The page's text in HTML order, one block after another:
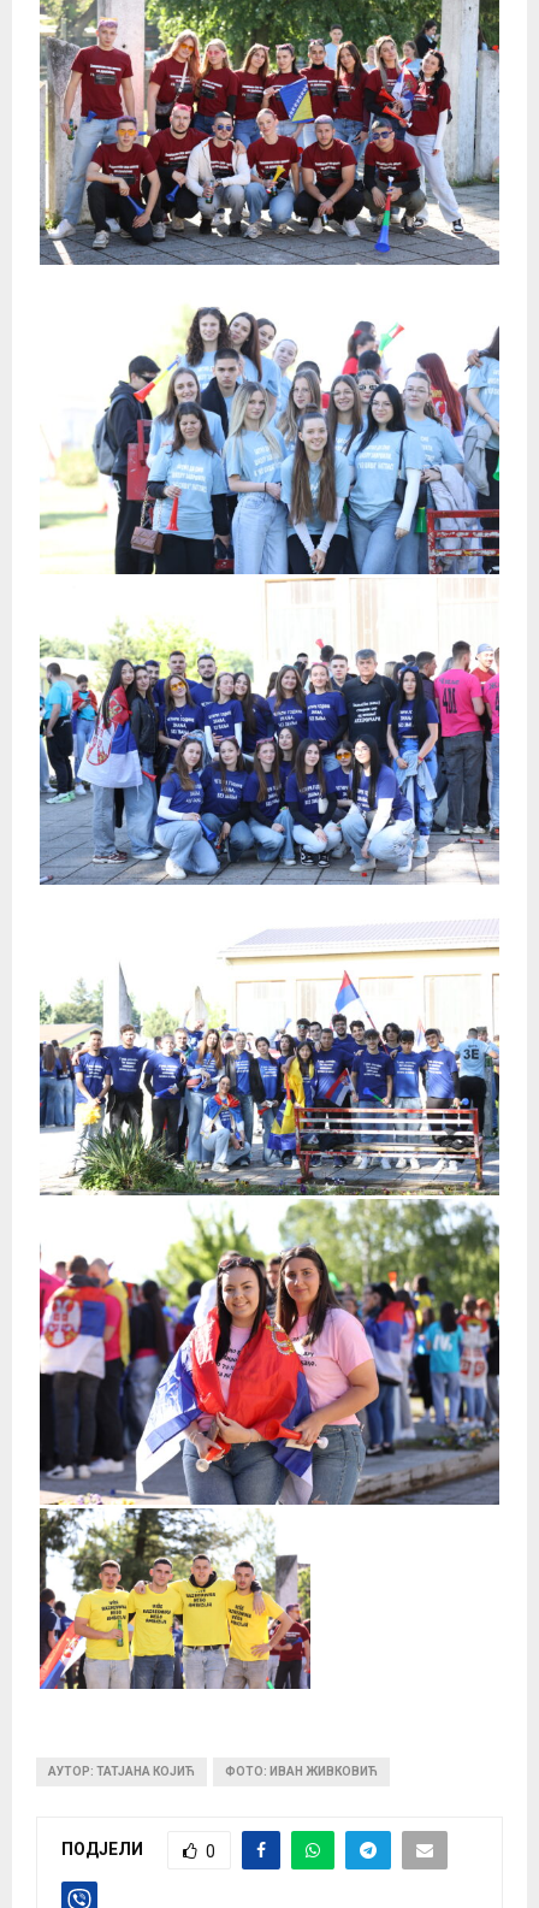
АУТОР: ТАТЈАНА КОЈИЋ ФОТО: ИВАН ЖИВКОВИЋ
ПОДЈЕЛИ 0